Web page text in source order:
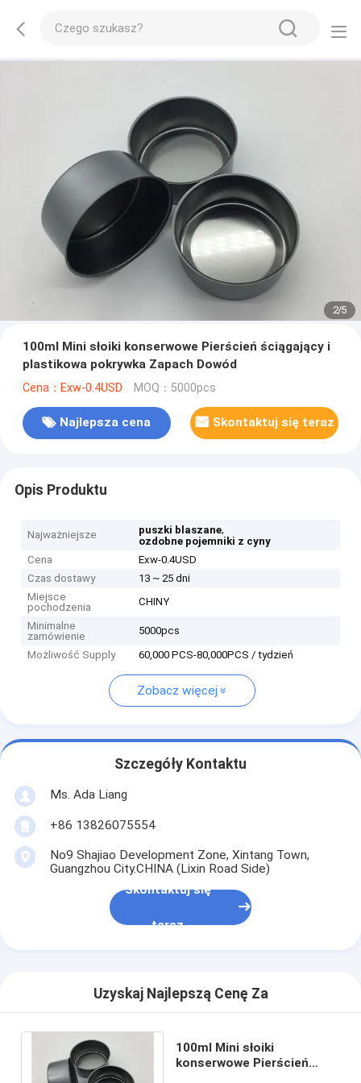
2/5
100ml Mini słoiki konserwowe Pierścień ściągający i
plastikowa pokrywka Zapach Dowód
Cena：Exw-0.4USD MOQ：5000pcs
Najlepsza cena Skontaktuj się teraz
Opis Produktu
Najważniejsze puszki blaszane,
ozdobne pojemniki z cyny
Cena
Exw-0.4USD
Czas dostawy
13 ~ 25 dni
Miejsce
pochodzenia
CHINY
Minimalne
zamówienie
5000pcs
Możliwość Supply
60,000 PCS-80,000PCS / tydzień
Zobacz więcej
Szczegóły Kontaktu
Ms. Ada Liang
+86 13826075554
No9 Shajiao Development Zone, Xintang Town,
Guangzhou City.CHINA (Lixin Road Side)
Skontaktuj się
teraz
Uzyskaj Najlepszą Cenę Za
100ml Mini słoiki
konserwowe Pierścień